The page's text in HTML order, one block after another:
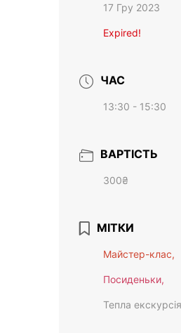
17 Гру 2023
Expired!
ЧАС
13:30 - 15:30
ВАРТІСТЬ
300₴
МІТКИ
Майстер-клас,
Посиденьки,
Тепла екскурсія